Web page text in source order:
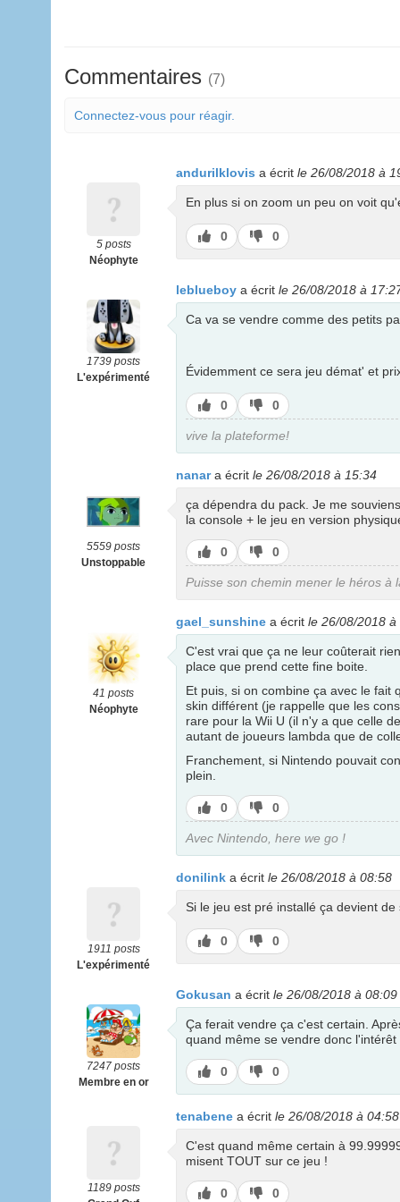
Commentaires (7)
Connectez-vous pour réagir.
5 posts
Néophyte
andurilklovis a écrit le 26/08/2018 à
En plus si on zoom un peu on voit
J’aime
0
J’aime
pas
0
1739 posts
L'expérimenté
leblueboy a écrit le 26/08/2018 à
Ca va se vendre comme des petits
Évidemment ce sera jeu démat' et
J’aime
0
J’aime
pas
0
vive la plateforme!
5559 posts
Unstoppable
nanara écrit le 26/08/2018 à 15:34
ça dépendra du pack. Je me
la console + le jeu en version
J’aime
0
J’aime
pas
0
Puisse son chemin mener le héros à
41 posts
Néophyte
gael_sunshine a écrit le 26/08/2018 à
C'est vrai que ça ne leur coûterait
place que prend cette fine boite.
Et puis, si on combine ça avec le fait
skin différent (je rappelle que les
rare pour la Wii U (il n'y a que celle
autant de joueurs lambda que de
Franchement, si Nintendo pouvait
plein.
J’aime
0
J’aime
pas
0
Avec Nintendo, here we go !
1911 posts
L'expérimenté
donilink a écrit le 26/08/2018 à 08:58
Si le jeu est pré installé ça devient de
J’aime
0
J’aime
pas
0
7247 posts
Membre en or
Gokusan a écrit le 26/08/2018 à 08:09
Ça ferait vendre ça c'est certain.
quand même se vendre donc
J’aime
0
J’aime
pas
0
1189 posts
tenabene a écrit le 26/08/2018 à 04:58
C'est quand même certain à
misent TOUT sur ce jeu !
J’aime
0
J’aime
0